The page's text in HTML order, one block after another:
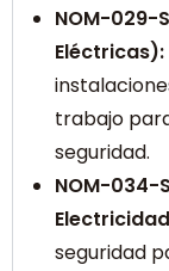
NOM-029-
Eléctricas):
trabajo
seguridad.
NOM-034-
seguridad